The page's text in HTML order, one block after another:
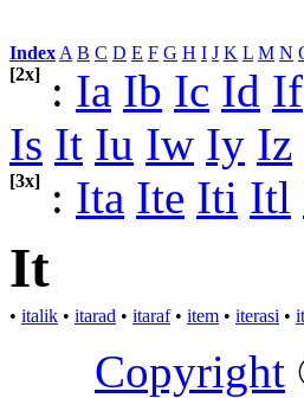
Index: A B C D E F G H I J K L M N
[2x]
: Ia Ib Ic Id If
Is It Iu Iw Iy Iz
[3x] : Ita Ite Iti Itl
It
• italik • itarad • itaraf• item • iterasi •
Copyright